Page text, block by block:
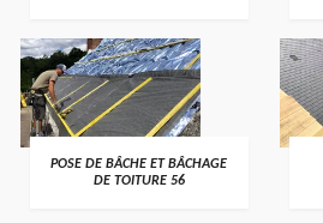
>
POSE DE BÂCHE ET BÂCHAGE
DE TOITURE 56